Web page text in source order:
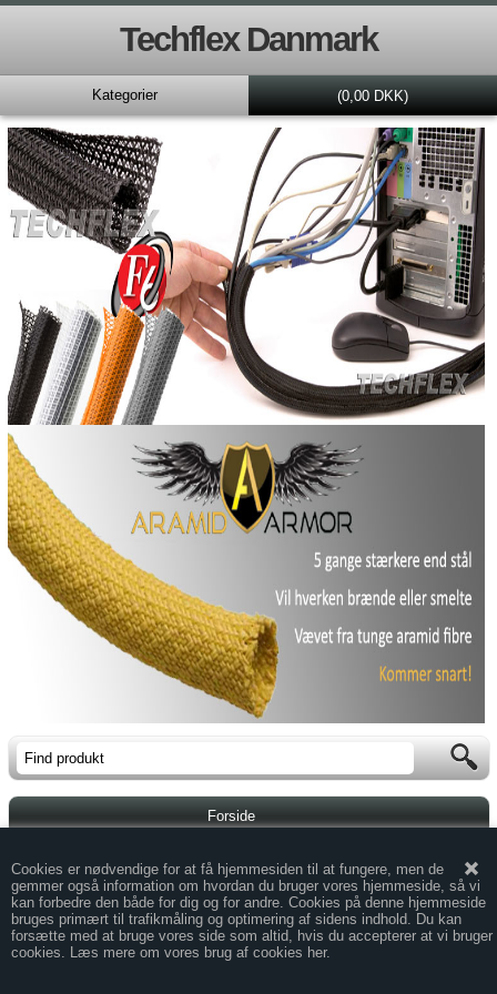
Cookies er nødvendige for at få hjemmesiden til at fungere, men de
gemmer også information om hvordan du bruger vores hjemmeside, så vi
kan forbedre den både for dig og for andre. Cookies på denne hjemmeside
bruges primært til trafikmåling og optimering af sidens indhold. Du kan
forsætte med at bruge vores side som altid, hvis du accepterer at vi bruger
cookies. Læs mere om vores brug af cookies her.
Techflex Danmark
Kategorier (0,00 DKK)
Forside
Handelsbetingelser
Kontakt